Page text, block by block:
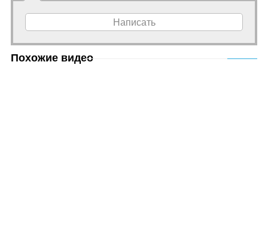
Написать
Похожие видео